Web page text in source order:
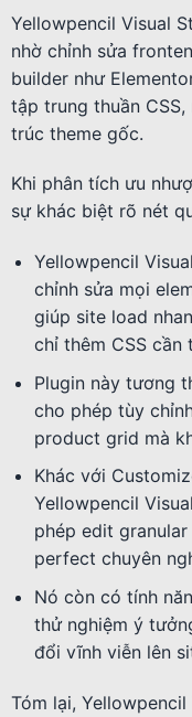
Yellowpencil Visual
nhờ chỉnh sửa
builder như
tập trung thuần
trúc theme gốc.
Khi phân tích ưu
sự khác biệt rõ nét
Yellowpencil
chỉnh sửa mọi
giúp site load
chỉ thêm CSS cần
Plugin này tương
cho phép tùy
product grid mà
Khác với
Yellowpencil
phép edit
perfect chuyên
Nó còn có tính
thử nghiệm ý
đổi vĩnh viễn lên
Tóm lại,